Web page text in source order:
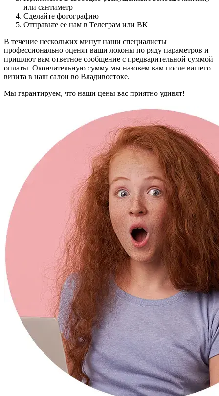
или сантиметр
Сделайте фотографию
Отправьте ее нам в Телеграм или ВК
В течение нескольких минут наши специалисты
профессионально оценят ваши локоны по ряду параметров и
пришлют вам ответное сообщение с предварительной суммой
оплаты. Окончательную сумму мы назовем вам после вашего
визита в наш салон во Владивостоке.
Мы гарантируем, что наши цены вас приятно удивят!